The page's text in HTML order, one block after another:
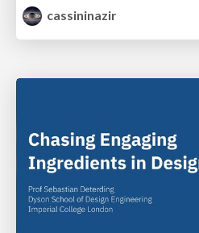
cassininazir